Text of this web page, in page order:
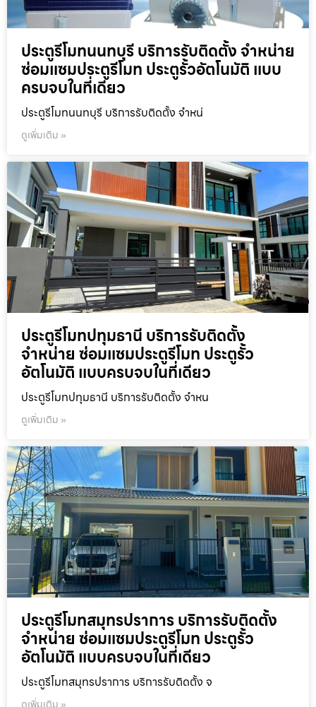
ประตูรีโมทนนทบุรี บริการรับติดตั้ง จำหน่าย
ซ่อมแซมประตูรีโมท ประตูรั้วอัตโนมัติ แบบ
ครบจบในที่เดียว
ประตูรีโมทนนทบุรี บริการรับติดตั้ง จำหน่
ดูเพิ่มเติม »
ประตูรีโมทปทุมธานี บริการรับติดตั้ง
จำหน่าย ซ่อมแซมประตูรีโมท ประตูรั้ว
อัตโนมัติ แบบครบจบในที่เดียว
ประตูรีโมทปทุมธานี บริการรับติดตั้ง จำหน
ดูเพิ่มเติม »
ประตูรีโมทสมุทรปราการ บริการรับติดตั้ง
จำหน่าย ซ่อมแซมประตูรีโมท ประตูรั้ว
อัตโนมัติ แบบครบจบในที่เดียว
ประตูรีโมทสมุทรปราการ บริการรับติดตั้ง จ